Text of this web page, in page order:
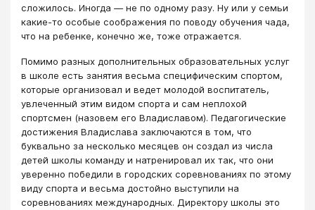
сложилось. Иногда — не по одному разу. Ну или у семьи
какие-то особые соображения по поводу обучения чада,
что на ребенке, конечно же, тоже отражается.
Помимо разных дополнительных образовательных услуг
в школе есть занятия весьма специфическим спортом,
которые организовал и ведет молодой воспитатель,
увлеченный этим видом спорта и сам неплохой
спортсмен (назовем его Владиславом). Педагогические
достижения Владислава заключаются в том, что
буквально за несколько месяцев он создал из числа
детей школы команду и натренировал их так, что они
уверенно победили в городских соревнованиях по этому
виду спорта и весьма достойно выступили на
соревнованиях международных. Директору школы это